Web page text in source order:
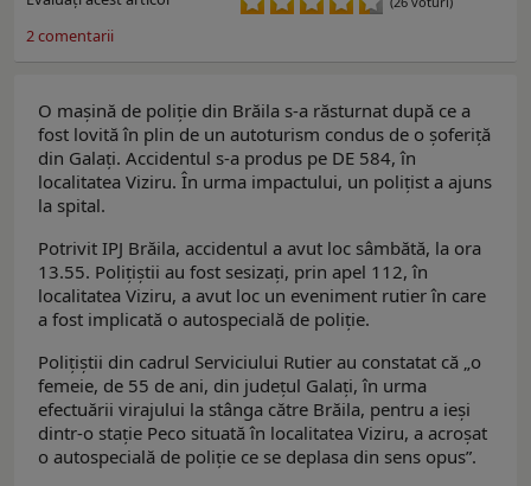
2comentarii
O mașină de poliție din Brăila s-a răsturnat după ce a
fost lovită în plin de un autoturism condus de o șoferiță
din Galați. Accidentul s-a produs pe DE 584, în
localitatea Viziru. În urma impactului, un polițist a ajuns
la spital.
Potrivit IPJ Brăila, accidentul a avut loc sâmbătă, la ora
13.55. Polițiștii au fost sesizați, prin apel 112, în
localitatea Viziru, a avut loc un eveniment rutier în care
a fost implicată o autospecială de poliție.
Polițiștii din cadrul Serviciului Rutier au constatat că „o
femeie, de 55 de ani, din județul Galați, în urma
efectuării virajului la stânga către Brăila, pentru a ieși
dintr-o stație Peco situată în localitatea Viziru, a acroșat
o autospecială de poliție ce se deplasa din sens opus”.